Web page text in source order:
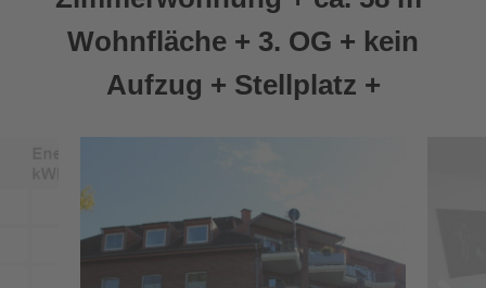
Wohnfläche + 3. OG + kein
Aufzug + Stellplatz +